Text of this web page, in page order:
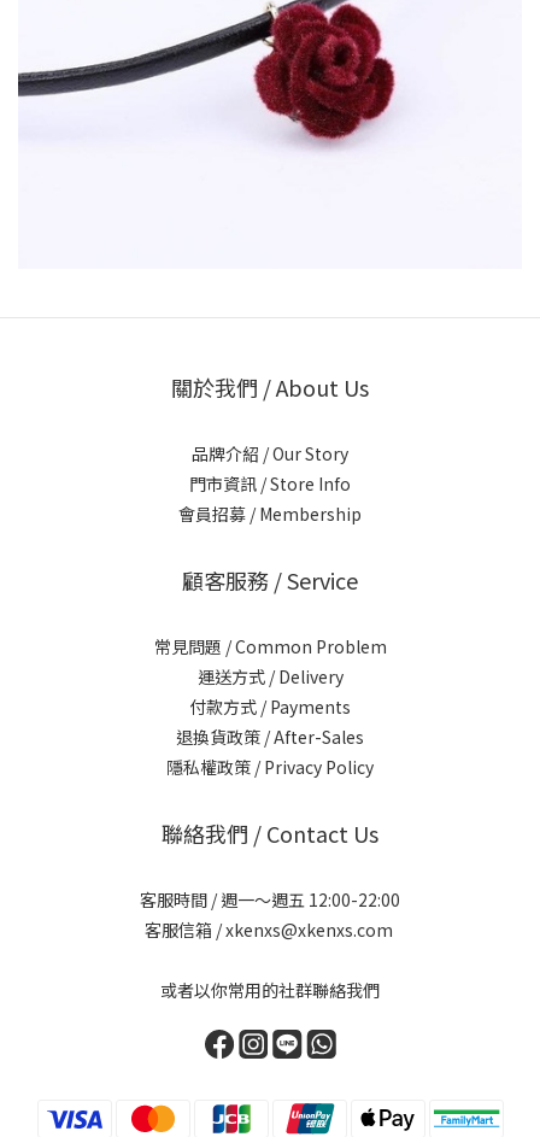
關於我們 / About Us
品牌介紹 / Our Story
門市資訊 / Store Info
會員招募 / Membership
顧客服務 / Service
常見問題 / Common Problem
運送方式 / Delivery
付款方式 / Payments
退換貨政策 / After-Sales
隱私權政策 / Privacy Policy
聯絡我們 / Contact Us
客服時間 / 週一～週五 12:00-22:00
客服信箱 / xkenxs@xkenxs.com
或者以你常用的社群聯絡我們